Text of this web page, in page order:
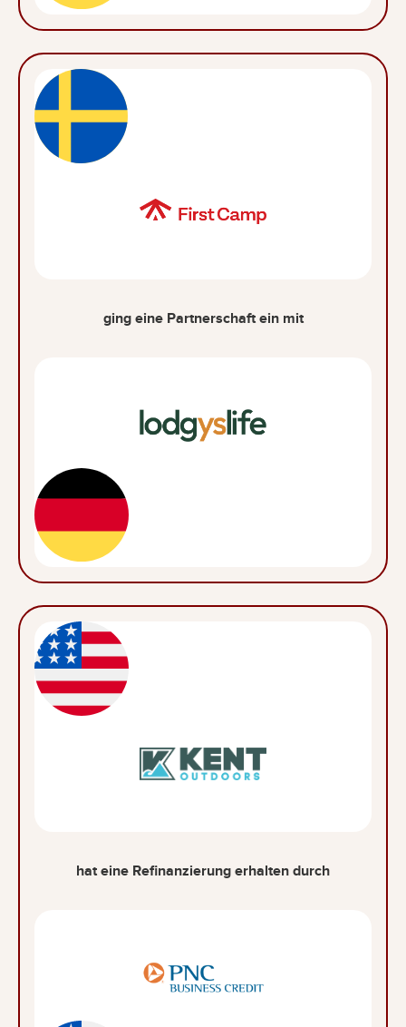
ging eine Partnerschaft ein mit
hat eine Refinanzierung erhalten durch